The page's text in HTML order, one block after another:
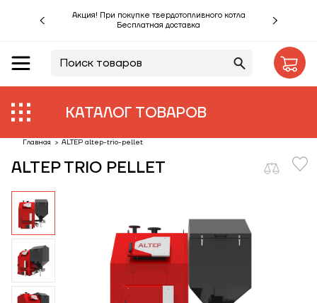
Акция! При покупке твердотопливного котла
Бесплатная доставка
КАТАЛОГ ТОВАРОВ
Акции %
Производители
Объекты
Монтаж
Клиентам
Статьи
Контакты
Главная > ALTEP altep-trio-pellet
ALTEP TRIO PELLET